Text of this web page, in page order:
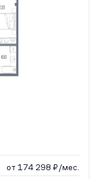
от 174 298 ₽/мес.